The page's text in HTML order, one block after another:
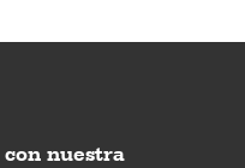
nuestra